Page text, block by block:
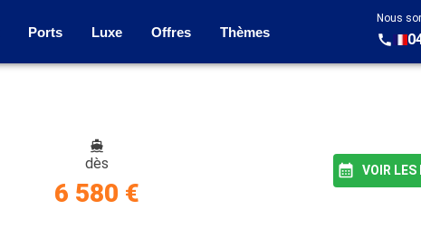
Ports Luxe Offres Thèmes
Nous
dès
6 580 €
VOIR